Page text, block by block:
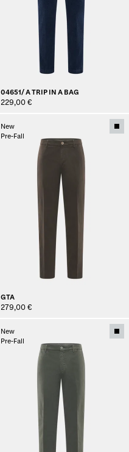
04651/ A TRIP IN A BAG
229,00 €
New
Pre-Fall
GTA
279,00 €
New
Pre-Fall